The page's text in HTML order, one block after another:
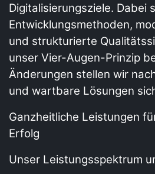
Digitalisierungsziele. Dabei
Entwicklungsmethoden,
und strukturierte
unser Vier-Augen-Prinzip
Änderungen stellen wir
und wartbare Lösungen
Ganzheitliche Leistungen
Erfolg
Unser Leistungsspektrum